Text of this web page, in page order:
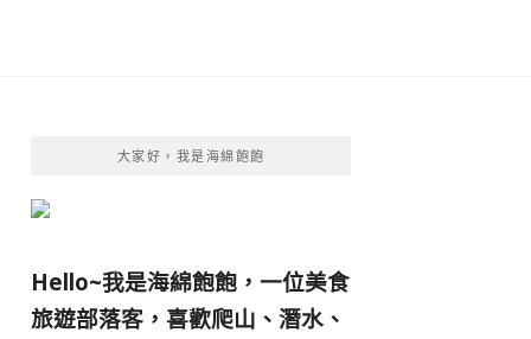
大家好，我是海綿飽飽
Hello~我是海綿飽飽，一位美食
旅遊部落客， 喜歡爬山、潛水、